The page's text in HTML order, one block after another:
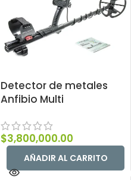
Detector de metales
Anfibio Multi
$3,800,000.00
AÑADIR AL CARRITO